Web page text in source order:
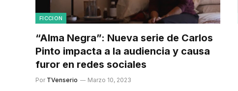
FICCION
“Alma Negra”: Nueva serie de Carlos
Pinto impacta a la audiencia y causa
furor en redes sociales
Por TVenserio Marzo 10, 2023